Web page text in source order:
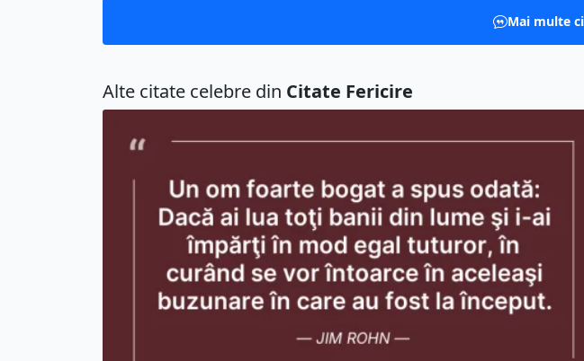
Mai multe
Alte citate celebre din Citate Fericire